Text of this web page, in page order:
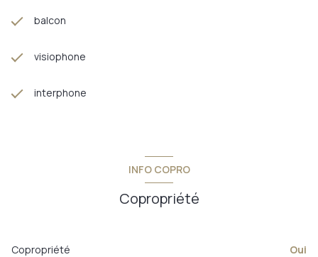
balcon
visiophone
interphone
INFO COPRO
Copropriété
Copropriété Oui